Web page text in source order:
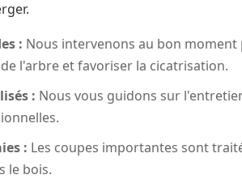
: Nous intervenons au bon
l'arbre et favoriser la cicatrisation.
: Nous vous guidons sur
: Les coupes importantes sont
le bois.